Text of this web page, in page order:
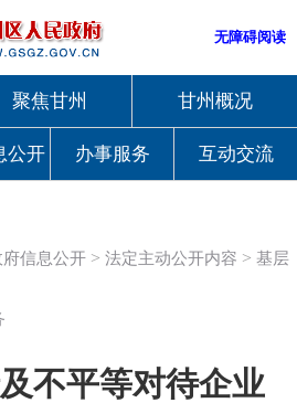
无障碍阅读
聚焦甘州 甘州概况
公开 办事服务 互动交流
府信息公开 >法定主动公开内容 >基层
不平等对待企业